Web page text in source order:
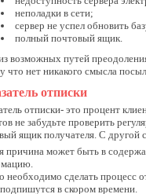
неполадки в сети;
сервер не успел обновить
полный почтовый ящик.
возможных путей
что нет никакого смысла
отписки
отписки- это процент
не забудьте проверить
ящик получателя. С другой
причина может быть в
необходимо сделать процесс
в скором времени.